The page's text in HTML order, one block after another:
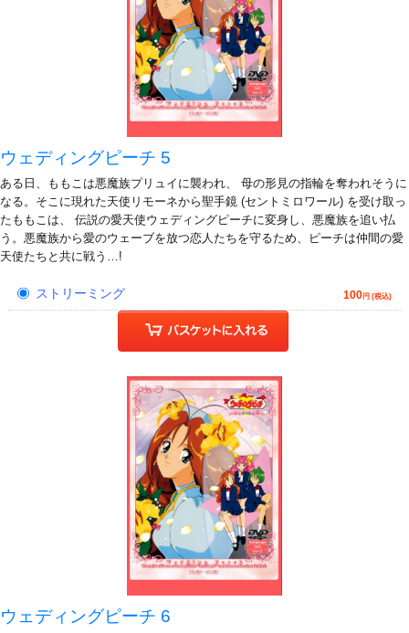
ウェディングピーチ 5
ある日、ももこは悪魔族プリュイに襲われ、 母の形見の指輪を奪われそうに
なる。そこに現れた天使リモーネから聖手鏡 (セントミロワール) を受け取っ
たももこは、 伝説の愛天使ウェディングピーチに変身し、悪魔族を追い払
う。悪魔族から愛のウェーブを放つ恋人たちを守るため、ピーチは仲間の愛
天使たちと共に戦う…!
ストリーミング 100円 (税込)
ウェディングピーチ 6